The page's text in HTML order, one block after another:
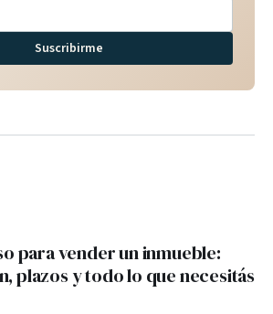
Suscribirme
para vender un inmueble:
plazos y todo lo que necesitás